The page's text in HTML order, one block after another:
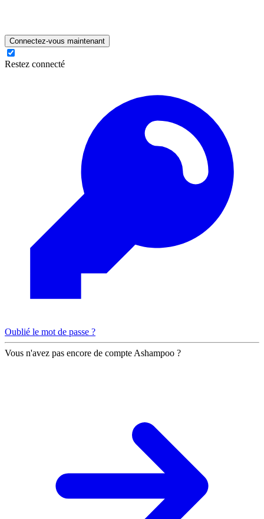
Connectez-vous maintenant
Restez connecté
Oublié le mot de passe ?
Vous n'avez pas encore de compte Ashampoo ?